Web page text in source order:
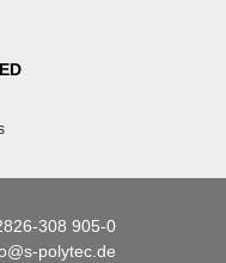
308 905-0
polytec.de